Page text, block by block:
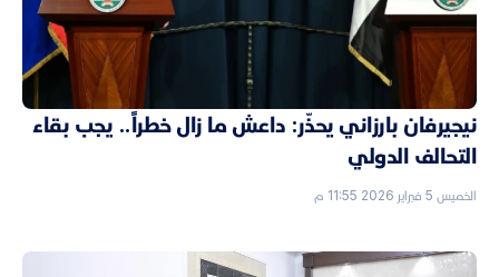
نيجيرفان بارزاني يحذّر: داعش ما زال خطراً.. يجب بقاء
التحالف الدولي
الخميس 5 فبراير 2026 11:55 م